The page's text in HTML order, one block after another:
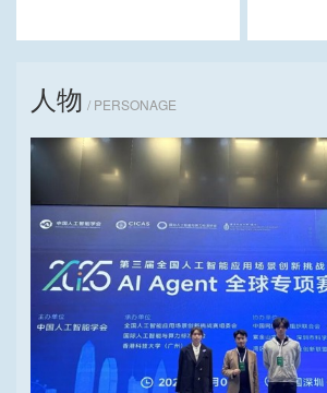
人物 / PERSONAGE
这家年GMV破10亿的品牌，是我们校友做的！